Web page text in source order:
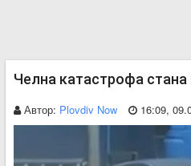
Челна катастрофа стана
Автор: Plovdiv Now 16:09,